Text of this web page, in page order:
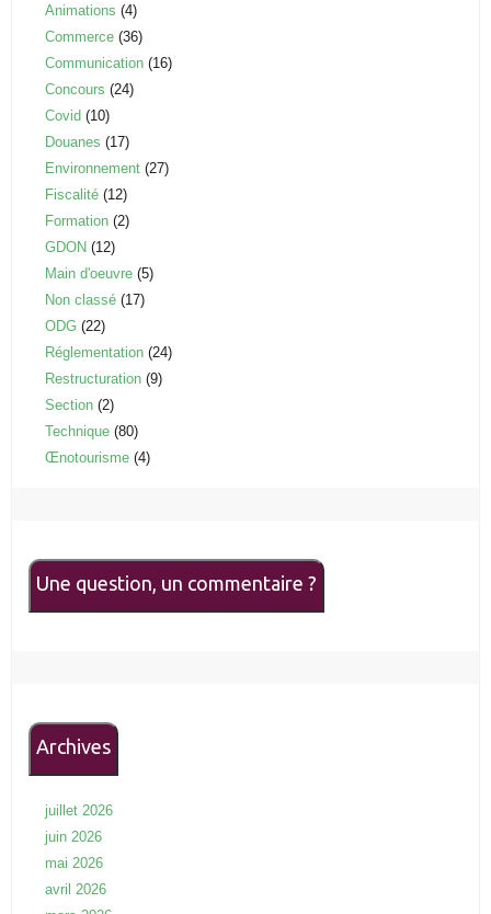
Animations (4)
Commerce (36)
Communication (16)
Concours (24)
Covid (10)
Douanes (17)
Environnement (27)
Fiscalité (12)
Formation (2)
GDON (12)
Main d'oeuvre (5)
Non classé (17)
ODG (22)
Réglementation (24)
Restructuration (9)
Section (2)
Technique (80)
Œnotourisme (4)
Une question, un commentaire ?
Archives
juillet 2026
juin 2026
mai 2026
avril 2026